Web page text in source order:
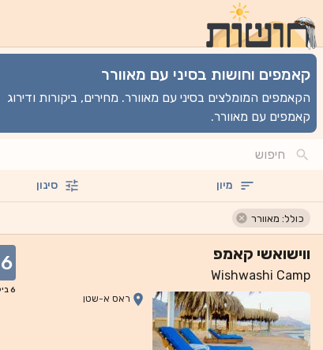
קאמפים וחושות בסיני עם מאוורר
הקאמפים המומלצים בסיני עם מאוורר. מחירים, ביקורות ודירוג
קאמפים עם מאוורר.
מיון סינון
כולל: מאוורר
ווישואשי קאמפ
Wishwashi Camp
6
ראס א-שטן